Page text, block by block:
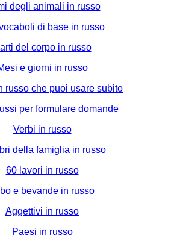
degli animali in russo
di base in russo
del corpo in russo
e giorni in russo
russo che puoi usare subito
per formulare domande
Verbi in russo
della famiglia in russo
60 lavori in russo
e bevande in russo
Aggettivi in russo
Paesi in russo